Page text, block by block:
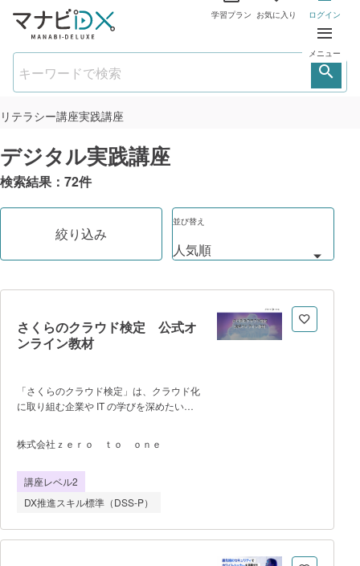
学習プラン お気に入り ログイン
メニュー
リテラシー講座実践講座
デジタル実践講座
検索結果： 72件
絞り込み
並び替え
さくらのクラウド検定 公式オ
ンライン教材
「さくらのクラウド検定」は、クラウド化
に取り組む企業や IT の学びを深めたい学
広範囲に渡るDX人材育成のためにさくら
インターネットが設立した検定です。
省「DXリテラシー標準」の中でも、特に
「クラウド」「ハードウェア・ソフトウェ
ア」「ネットワーク」の3項目をデジタル
技術の基礎としてカバーし、さくらインタ
ーネットのサービスや「さくらのクラウ
株式会社ｚｅｒｏ ｔｏ ｏｎｅ
講座レベル2
DX推進スキル標準（DSS-P）